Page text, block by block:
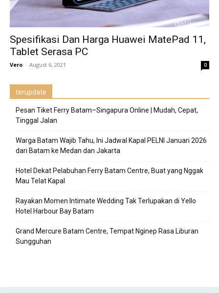
Spesifikasi Dan Harga Huawei MatePad 11,
Tablet Serasa PC
Vero - August 6, 2021 0
terupdate
Pesan Tiket Ferry Batam–Singapura Online | Mudah, Cepat,
Tinggal Jalan
Warga Batam Wajib Tahu, Ini Jadwal Kapal PELNI Januari 2026
dari Batam ke Medan dan Jakarta
Hotel Dekat Pelabuhan Ferry Batam Centre, Buat yang Nggak
Mau Telat Kapal
Rayakan Momen Intimate Wedding Tak Terlupakan di Yello
Hotel Harbour Bay Batam
Grand Mercure Batam Centre, Tempat Nginep Rasa Liburan
Sungguhan